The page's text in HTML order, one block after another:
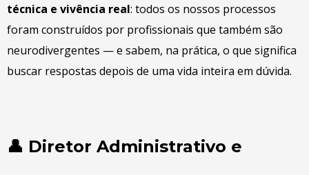
técnica e vivência real: todos os nossos processos
foram construídos por profissionais que também são
neurodivergentes — e sabem, na prática, o que significa
buscar respostas depois de uma vida inteira em dúvida.
👤 Diretor Administrativo e